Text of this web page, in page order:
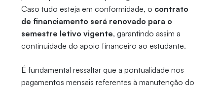
Caso tudo esteja em conformidade, o contrato
de financiamento será renovado para o
semestre letivo vigente, garantindo assim a
continuidade do apoio financeiro ao estudante.
É fundamental ressaltar que a pontualidade nos
pagamentos mensais referentes à manutenção do